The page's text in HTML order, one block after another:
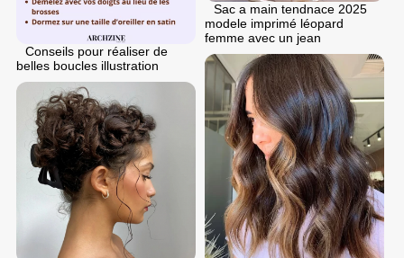
Sac a main tendnace 2025
modele imprimé léopard
femme avec un jean
Conseils pour réaliser de
belles boucles illustration